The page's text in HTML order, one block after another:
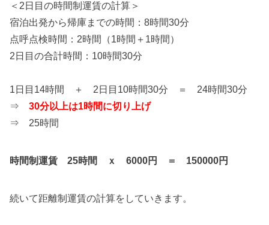
＜2日目の時間制運賃の計算＞
宿泊出発から帰庫までの時間：8時間30分
点呼点検時間：2時間（1時間＋1時間）
2日目の合計時間：10時間30分
1日目14時間 ＋ 2日目10時間30分 ＝ 24時間30分
⇒ 30分以上は1時間に切り上げ
⇒ 25時間
時間制運賃 25時間 ｘ 6000円 ＝ 150000円
続いて距離制運賃の計算をしていきます。